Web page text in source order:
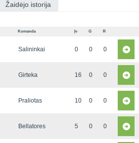
Žaidėjo istorija
Komanda Įv G R
Salininkai 0 0 0
Girteka 16 0 0
Praliotas 10 0 0
Bellatores 5 0 0